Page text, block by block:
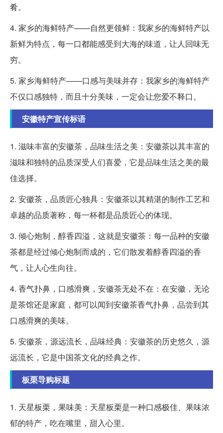
肴。
4. 家乡的海鲜特产——自然更领鲜：我家乡的海鲜特产以
新鲜为特点，每一口都能感受到大海的味道，让人回味无
穷。
5. 家乡海鲜特产——口感与美味并存：我家乡的海鲜特产
不仅口感独特，而且十分美味，一定会让您爱不释口。
安徽特产宣传标语
1. 滋味丰富的安徽茶，品味生活之美：安徽茶以其丰富的
滋味和独特的品质深受人们喜爱，它是品味生活之美的最
佳选择。
2. 安徽茶，品质匠心独具：安徽茶以其精湛的制作工艺和
卓越的品质著称，每一杯都是品质匠心的体现。
3. 倾心炮制，醇香四溢，这就是安徽茶：每一品种的安徽
茶都是经过倾心炮制而成的，它们散发着醇香四溢的香
气，让人心生向往。
4. 香气扑鼻，口感滑爽，安徽茶无处不在：在安徽，无论
是茶馆还是家庭，都可以闻到安徽茶香气扑鼻，品尝到其
口感滑爽的美味。
5. 安徽茶，源远流长，品味经典：安徽茶的历史悠久，源
远流长，它是中国茶文化的经典之作。
板栗导购标题
1. 天星板栗，果味美：天星板栗是一种口感极佳、果味浓
郁的特产，吃在嘴里，甜入心里。